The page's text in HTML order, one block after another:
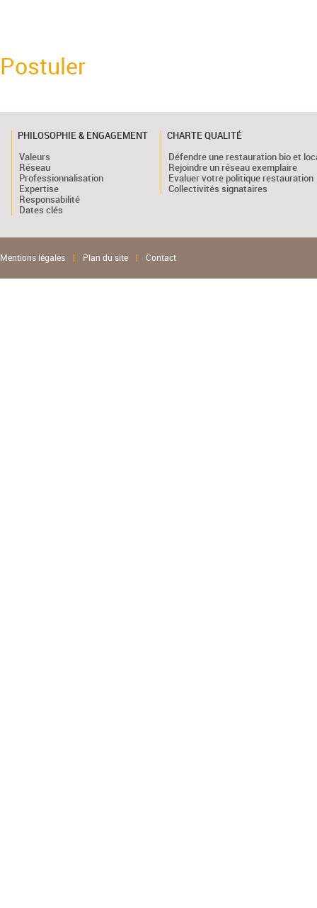
Postuler
PHILOSOPHIE & ENGAGEMENT
Valeurs
Réseau
Professionnalisation
Expertise
Responsabilité
Dates clés
CHARTE QUALITÉ
Défendre une restauration bio et
Rejoindre un réseau exemplaire
Evaluer votre politique restauration
Collectivités signataires
Mentions légales | Plan du site | Contact